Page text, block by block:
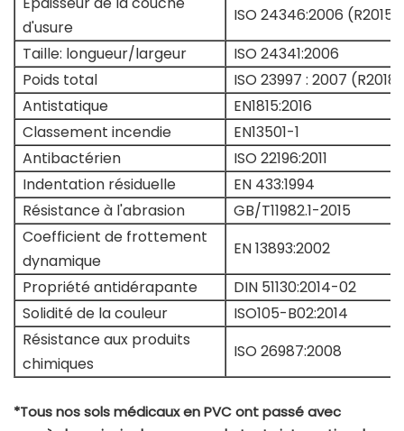
d'usure
ISO 24346:2006 (R2015)
Taille: longueur/largeur
ISO 24341:2006
Poids total
ISO 23997 : 2007 (R2018)
Antistatique
EN1815:2016
Classement incendie
EN13501-1
Antibactérien
ISO 22196:2011
Indentation résiduelle
EN 433:1994
Résistance à l'abrasion
GB/T11982.1-2015
Coefficient de frottement
dynamique
EN 13893:2002
Propriété antidérapante
DIN 51130:2014-02
Solidité de la couleur
ISO105-B02:2014
Résistance aux produits
chimiques
ISO 26987:2008
*Tous nos sols médicaux en PVC ont passé avec